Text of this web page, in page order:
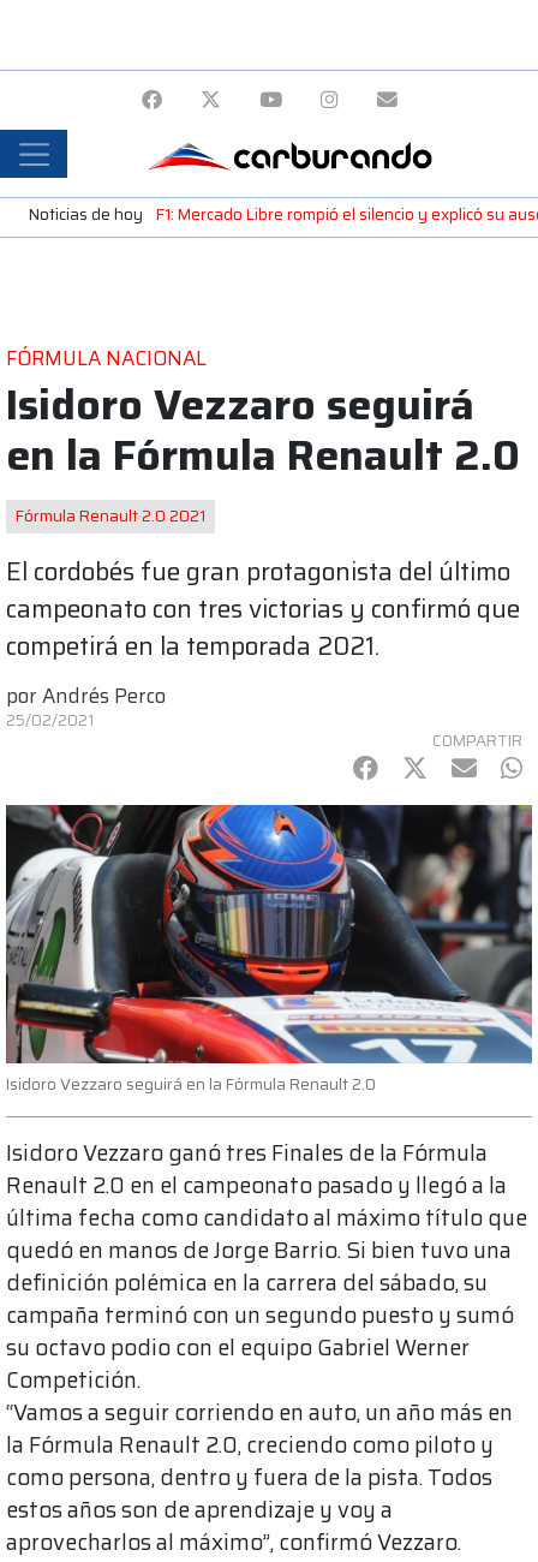
Noticias de hoy F1: Mercado Libre rompió el silencio y explicó su
FÓRMULA NACIONAL
Isidoro Vezzaro seguirá
en la Fórmula Renault 2.0
Fórmula Renault 2.0 2021
El cordobés fue gran protagonista del último
campeonato con tres victorias y confirmó que
competirá en la temporada 2021.
porAndrés Perco
25/02/2021
COMPARTIR
Facebook
Twitter
mail
Isidoro Vezzaro seguirá en la Fórmula Renault 2.0
Isidoro Vezzaro ganó tres Finales de la Fórmula
Renault 2.0 en el campeonato pasado y llegó a la
última fecha como candidato al máximo título que
quedó en manos de Jorge Barrio. Si bien tuvo una
definición polémica en la carrera del sábado, su
campaña terminó con un segundo puesto y sumó
su octavo podio con el equipo Gabriel Werner
Competición.
“Vamos a seguir corriendo en auto, un año más en
la Fórmula Renault 2.0, creciendo como piloto y
como persona, dentro y fuera de la pista. Todos
estos años son de aprendizaje y voy a
aprovecharlos al máximo”, confirmó Vezzaro.